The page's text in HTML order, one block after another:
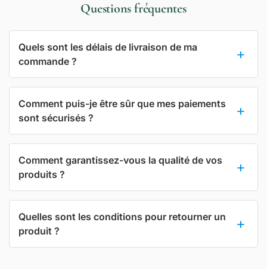
Questions fréquentes
Quels sont les délais de livraison de ma
commande ?
Comment puis-je être sûr que mes paiements
sont sécurisés ?
Comment garantissez-vous la qualité de vos
produits ?
Quelles sont les conditions pour retourner un
produit ?